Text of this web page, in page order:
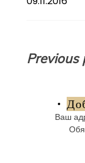
Previous
Ваш